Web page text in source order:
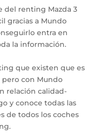
del renting Mazda 3
gracias a Mundo
entra en
la información.
que existen que es
con Mundo
relación calidad-
y conoce todas las
de todos los coches